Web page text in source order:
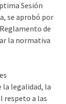
Sesión
se aprobó por
de
la normativa
legalidad, la
respeto a las